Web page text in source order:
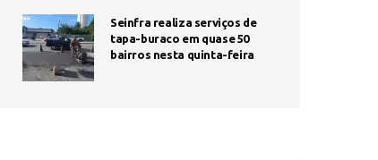
Seinfra realiza serviços de
tapa-buraco em quase 50
bairros nesta quinta-feira